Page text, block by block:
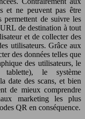
et ne peuvent pas être
permettent de suivre les
de destination à tout
et de collecter des
utilisateurs. Grâce aux
des données telles que
des utilisateurs, le
tablette), le système
date des scans, et bien
de mieux comprendre
marketing les plus
QR en conséquence.